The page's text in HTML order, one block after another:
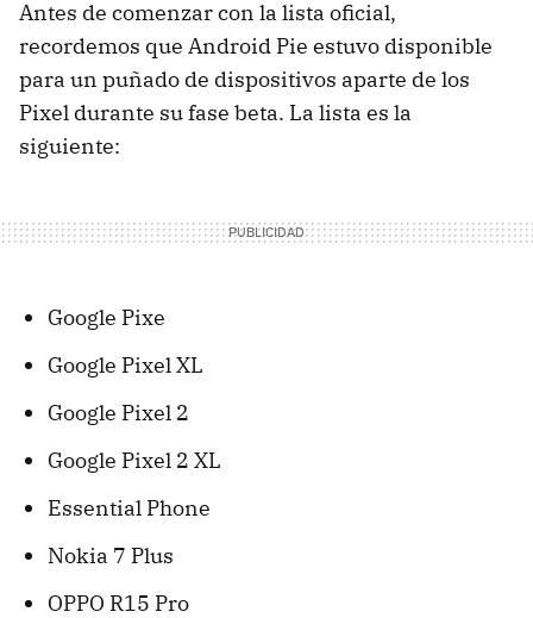
Antes de comenzar con la lista oficial,
recordemos que Android Pie estuvo disponible
para un puñado de dispositivos aparte de los
Pixel durante su fase beta. La lista es la
siguiente:
Google Pixe
Google Pixel XL
Google Pixel 2
Google Pixel 2 XL
Essential Phone
Nokia 7 Plus
OPPO R15 Pro